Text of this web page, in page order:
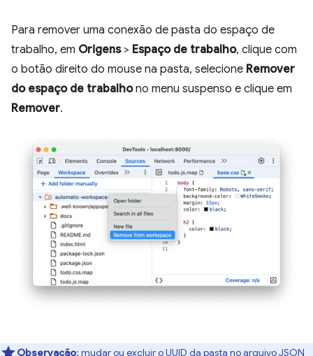
Para remover uma conexão de pasta do espaço de
trabalho, em Origens> Espaço de trabalho, clique com
o botão direito do mouse na pasta, selecione Remover
do espaço de trabalhono menu suspenso e clique em
Remover.
Observação: mudar ou excluir o UUID da pasta no arquivo JSON